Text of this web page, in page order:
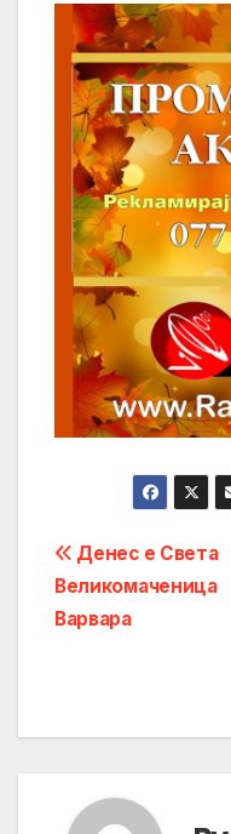
Post
navigation
Денес е Света
Великомаченица
Варвара